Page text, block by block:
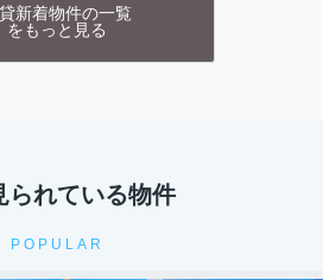
新着物件の一覧
をもっと見る
られている物件
POPULAR